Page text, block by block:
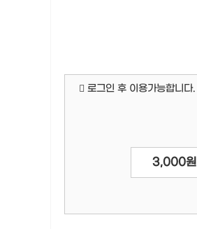
로그인 후 이용가능합니다.
3,000원